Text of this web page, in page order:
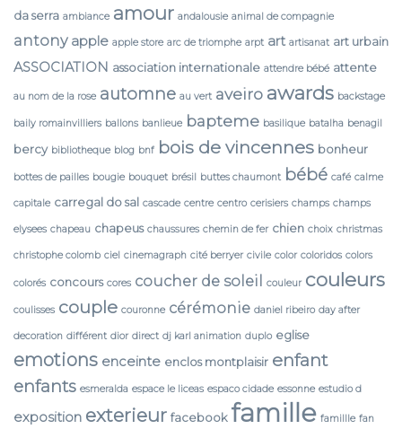
da serra ambiance amour andalousie animal de compagnie
antony apple apple store arc de triomphe arpt art artisanat art urbain
ASSOCIATION association internationale attendre bébé attente
au nom de la rose automne au vert aveiro awards backstage
baily romainvilliers ballons banlieue bapteme basilique batalha benagil
bercy bibliotheque blog bnf bois de vincennes bonheur
bottes de pailles bougie bouquet brésil buttes chaumont bébé café calme
capitale carregal do sal cascade centre centro cerisiers champs champs
elysees chapeau chapeus chaussures chemin de fer chien choix christmas
christophe colomb ciel cinemagraph cité berryer civile color coloridos colors
colorés concours cores coucher de soleil couleur couleurs
coulisses couple couronne cérémonie daniel ribeiro day after
decoration différent dior direct dj karl animation duplo eglise
emotions enceinte enclos montplaisir enfant
enfants esmeralda espace le liceas espaco cidade essonne estudio d
exposition exterieur facebook famille famillle fan